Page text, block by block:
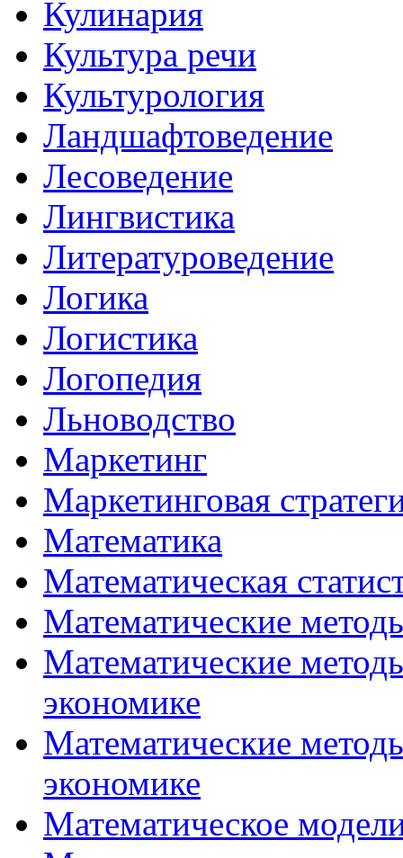
Кулинария
Культура речи
Культурология
Ландшафтоведение
Лесоведение
Лингвистика
Литературоведение
Логика
Логистика
Логопедия
Льноводство
Маркетинг
Маркетинговая
Математика
Математическая
Математические
Математические
экономике
Математические
экономике
Математическое